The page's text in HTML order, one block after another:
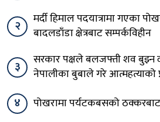
२
मर्दी हिमाल पदयात्रामा गएका
बादलडाँडा क्षेत्रबाट सम्पर्कविहीन
३
सरकार पक्षले बलजफ्ती शव बुझ्न
नेपालीका बुबाले गरे आत्महत्याको
४
पोखरामा पर्यटकबसको